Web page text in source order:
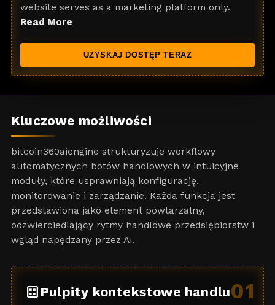
t
e
t
a
t
s
+
1
website serves as a marketing platform only.
Read More
UZYSKAJ DOSTĘP TERAZ
Kluczowe możliwości
bitcoin360aiengine strukturyzuje workflowy
automatycznych botów handlowych w intuicyjne
moduły, które usprawniają konfigurację,
monitorowanie i zarządzanie. Każda funkcja jest
przedstawiona jako element powtarzalny,
odzwierciedlający rytmy handlowe przedsiębiorstw i
wgląd napędzany przez AI.
01
dataset Pulpity kontekstowe handlu